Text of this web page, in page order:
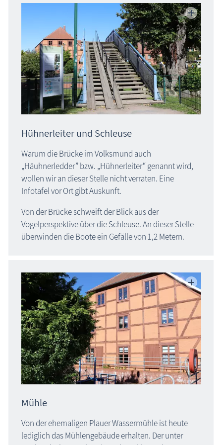
Hühnerleiter und Schleuse
Warum die Brücke im Volksmund auch
„Häuhnerledder” bzw. „Hühnerleiter“ genannt wird,
wollen wir an dieser Stelle nicht verraten. Eine
Infotafel vor Ort gibt Auskunft.
Von der Brücke schweift der Blick aus der
Vogelperspektive über die Schleuse. An dieser Stelle
überwinden die Boote ein Gefälle von 1,2 Metern.
Mühle
Von der ehemaligen Plauer Wassermühle ist heute
lediglich das Mühlengebäude erhalten. Der unter